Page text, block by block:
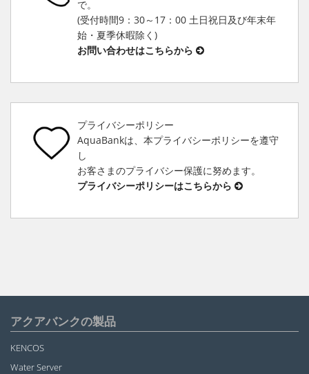
で。
(受付時間9：30～17：00 土日祝日及び年末年
始・夏季休暇除く)
お問い合わせはこちらから
プライバシーポリシー
AquaBankは、本プライバシーポリシーを遵守
し
お客さまのプライバシー保護に努めます。
プライバシーポリシーはこちらから
アクアバンクの製品
KENCOS
Water Server